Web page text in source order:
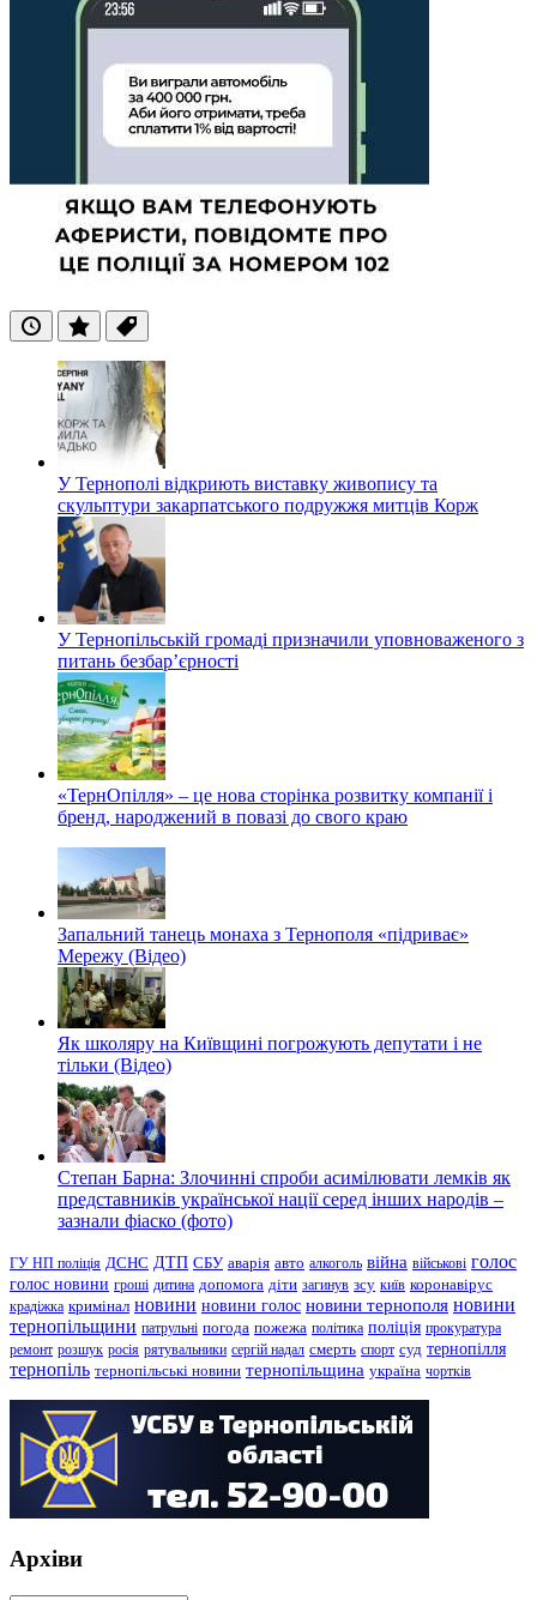
ОстанніПопулярні
Теги
У Тернополі відкриють виставку живопису та
скульптури закарпатського подружжя митців Корж
У Тернопільській громаді призначили уповноваженого з
питань безбар’єрності
«ТернОпілля» – це нова сторінка розвитку компанії і
бренд, народжений в повазі до свого краю
Запальний танець монаха з Тернополя «підриває»
Мережу (Відео)
Як школяру на Київщині погрожують депутати і не
тільки (Відео)
Степан Барна: Злочинні спроби асимілювати лемків як
представників української нації серед інших народів –
зазнали фіаско (фото)
ГУ НП поліція ДСНС ДТП СБУ аварія авто алкоголь війна військові голос
голос новини гроші дитина допомога діти загинув зсу київ коронавірус
крадіжка кримінал новини новини голос новини тернополя новини
тернопільщини патрульні погода пожежа політика поліція прокуратура
ремонт розшук росія рятувальники сергій надал смерть спорт суд тернопілля
тернопіль тернопільські новини тернопільщина україна чортків
Архіви